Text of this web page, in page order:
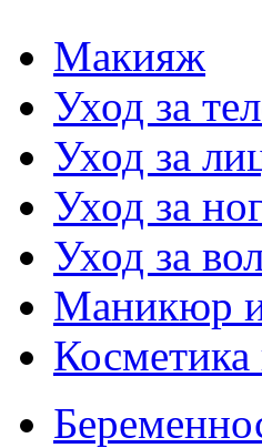
Макияж
Уход за
Уход за
Уход за
Уход за
Маникюр